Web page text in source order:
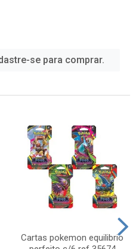
se para comprar.
Cartas pokemon equilibrio